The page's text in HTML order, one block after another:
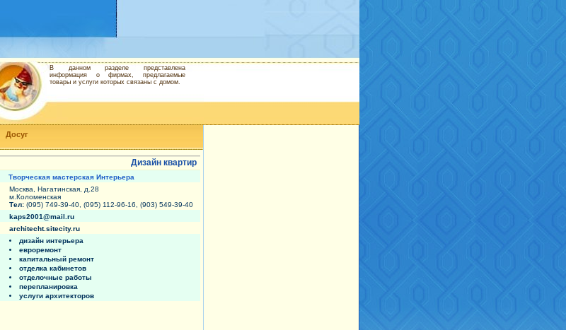
Досуг
В данном разделе представлена
информация о фирмах, предлагаемые
товары и услуги которых связаны с домом.
Дизайн квартир
Творческая мастерская Интерьера
Москва, Нагатинская, д.28
м.Коломенская
Тел: (095) 749-39-40, (095) 112-96-16, (903) 549-39-40
kaps2001@mail.ru
architecht.sitecity.ru
дизайн интерьера
евроремонт
капитальный ремонт
отделка кабинетов
отделочные работы
перепланировка
услуги архитекторов